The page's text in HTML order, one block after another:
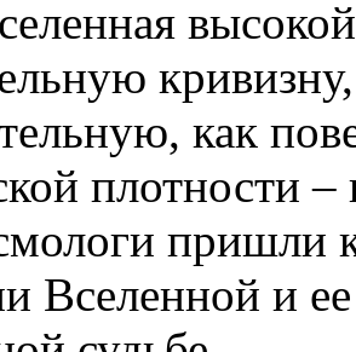
как
плотности
пришли
Вселенной и